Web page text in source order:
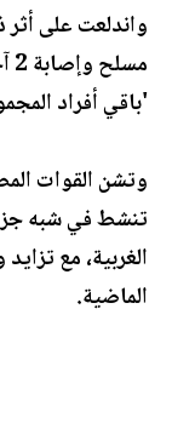
واندلعت على
'باقي أفراد
وتشن القوات
تنشط في شبه
الغربية، مع
الماضية.